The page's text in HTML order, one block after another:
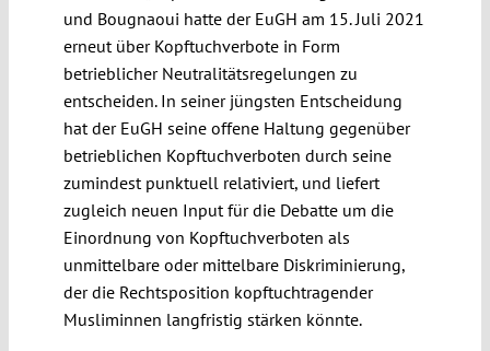
und Bougnaoui hatte der EuGH am 15. Juli 2021
erneut über Kopftuchverbote in Form
betrieblicher Neutralitätsregelungen zu
entscheiden. In seiner jüngsten Entscheidung
hat der EuGH seine offene Haltung gegenüber
betrieblichen Kopftuchverboten durch seine
zumindest punktuell relativiert, und liefert
zugleich neuen Input für die Debatte um die
Einordnung von Kopftuchverboten als
unmittelbare oder mittelbare Diskriminierung,
der die Rechtsposition kopftuchtragender
Musliminnen langfristig stärken könnte.